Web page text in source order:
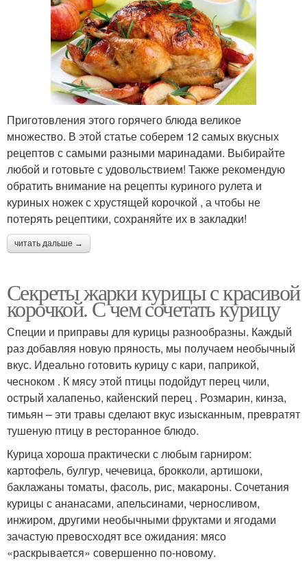
Приготовления этого горячего блюда великое
множество. В этой статье соберем 12 самых вкусных
рецептов с самыми разными маринадами. Выбирайте
любой и готовьте с удовольствием! Также рекомендую
обратить внимание на рецепты куриного рулета и
куриных ножек с хрустящей корочкой , а чтобы не
потерять рецептики, сохраняйте их в закладки!
читать дальше →
Секреты жарки курицы с красивой
корочкой. С чем сочетать курицу
Специи и приправы для курицы разнообразны. Каждый
раз добавляя новую пряность, мы получаем необычный
вкус. Идеально готовить курицу с кари, паприкой,
чесноком . К мясу этой птицы подойдут перец чили,
острый халапеньо, кайенский перец . Розмарин, кинза,
тимьян – эти травы сделают вкус изысканным, превратят
тушеную птицу в ресторанное блюдо.
Курица хороша практически с любым гарниром:
картофель, булгур, чечевица, брокколи, артишоки,
баклажаны томаты, фасоль, рис, макароны. Сочетания
курицы с ананасами, апельсинами, черносливом,
инжиром, другими необычными фруктами и ягодами
зачастую превосходят все ожидания: мясо
«раскрывается» совершенно по-новому.